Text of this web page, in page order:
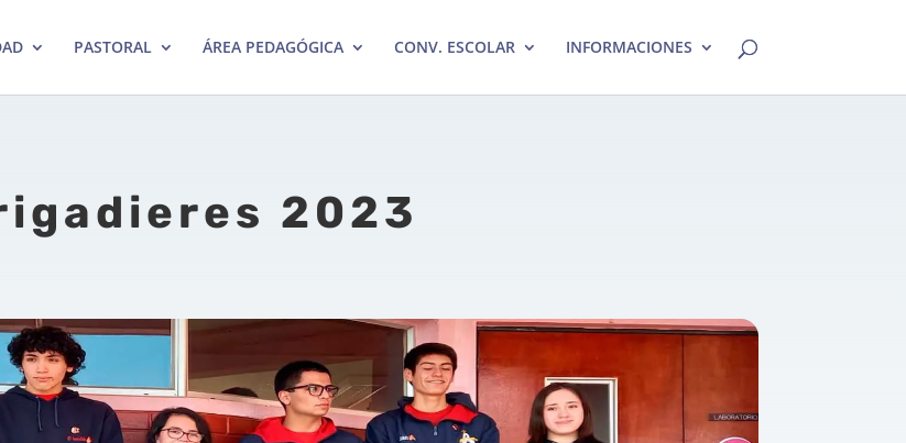
PASTORAL ÁREA PEDAGÓGICA CONV. ESCOLAR INFORMACIONES
2023